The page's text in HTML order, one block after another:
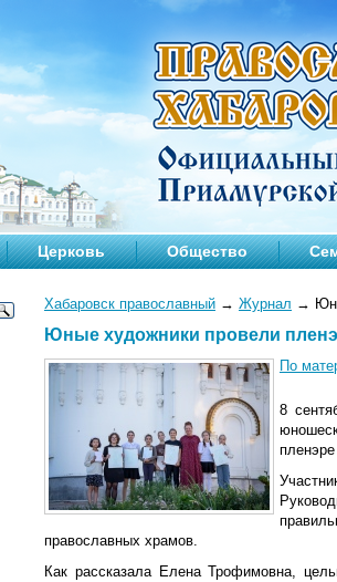
Церковь Общество
Хабаровск православный → Журнал →
Юные художники провели
По
8
православных храмов.
Как рассказала Елена Трофимовна,